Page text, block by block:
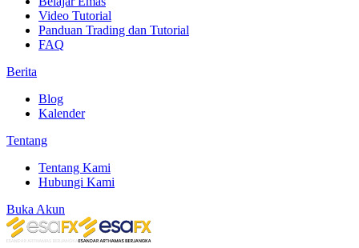
Video Tutorial
Panduan Trading dan Tutorial
FAQ
Berita
Blog
Kalender
Tentang
Tentang Kami
Hubungi Kami
Buka Akun